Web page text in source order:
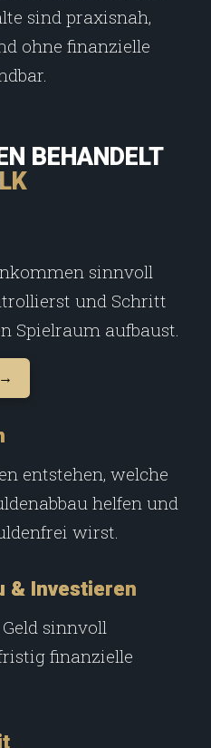
sind praxisnah,
ohne finanzielle
BEHANDELT
sinnvoll
und Schritt
Spielraum aufbaust.
entstehen, welche
helfen und
wirst.
& Investieren
sinnvoll
finanzielle